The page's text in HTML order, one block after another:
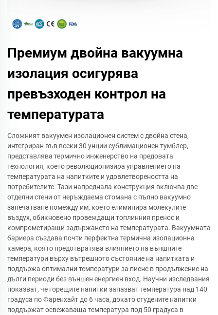
Премиум двойна вакуумна
изолация осигурява
превъзходен контрол на
температурата
Сложният вакуумен изолационен систем с двойна стена,
интегриран във всеки 30 унции сублимационен тумблер,
представлява термично инженерство на предовата
технология, което революционизира управлението на
температурата на напитките и удовлетвореността на
потребителите. Тази напреднала конструкция включва две
отделни стени от неръждаема стомана с пълно вакуумно
запечатване помежду им, което елиминира молекулите
въздух, обикновено провеждащи топлинния пренос и
компрометиращи задържането на температурата. Вакуумната
бариера създава почти перфектна термична изолационна
камера, която предотвратява влиянието на външните
температури върху вътрешното състояние на напитката и
поддържа оптимални температури за пиене в продължение на
дълги периоди без външен енергиен вход. Научни изследвания
показват, че горещите напитки запазват температура над 140
градуса по Фаренхайт до 6 часа, докато студените напитки
поддържат освежаваща температура под 50 градуса в